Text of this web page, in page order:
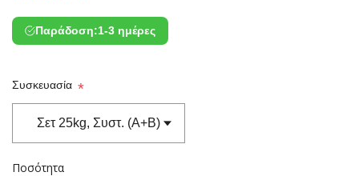
Παράδοση:1-3 ημέρες
Συσκευασία *
Ποσότητα